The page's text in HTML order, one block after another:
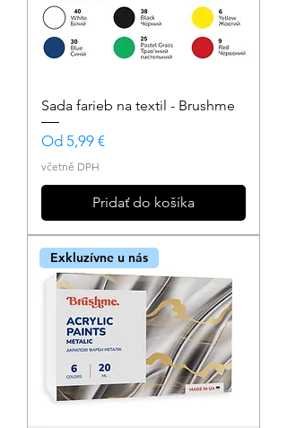
Sada farieb na textil - Brushme
Od 5,99 €
Zvýhodněná cena
včetně DPH
Pridať do košíka
Exkluzívne u nás